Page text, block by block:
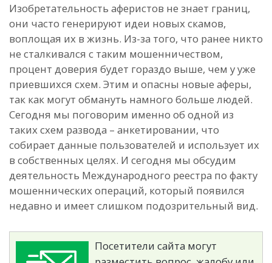
Изобретательность аферистов не знает границ,
они часто генерируют идеи новых скамов,
воплощая их в жизнь. Из-за того, что ранее никто
не сталкивался с таким мошенничеством,
процент доверия будет гораздо выше, чем у уже
приевшихся схем. Этим и опасны новые аферы,
так как могут обмануть намного больше людей.
Сегодня мы поговорим именно об одной из
таких схем развода – анкетировании, что
собирает данные пользователей и использует их
в собственных целях. И сегодня мы обсудим
деятельность Международного реестра по факту
мошеннических операций, который появился
недавно и имеет слишком подозрительный вид.
Посетители сайта могут